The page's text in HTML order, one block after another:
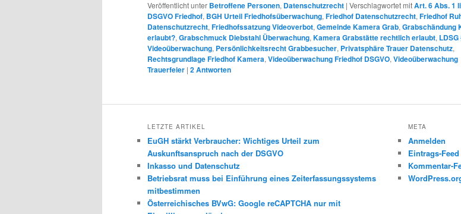
Veröffentlicht unter Betroffene Personen, Datenschutzrecht | Verschlagwortet mitArt. 6 Abs. 1
DSGVO Friedhof, BGH Urteil Friedhofsüberwachung, Friedhof Datenschutzrecht, Friedhof
Datenschutzrecht, Friedhofssatzung Videoverbot, Gemeinde Kamera Grab, Grabschändung
erlaubt?, Grabschmuck Diebstahl Überwachung, Kamera Grabstätte rechtlich erlaubt, LDSG
Videoüberwachung, Persönlichkeitsrecht Grabbesucher, Privatsphäre Trauer Datenschutz,
Rechtsgrundlage Friedhof Kamera, Videoüberwachung Friedhof DSGVO, Videoüberwachung
Trauerfeier | 2Antworten
LETZTE ARTIKEL
EuGH stärkt Verbraucher: Wichtiges Urteil zum
Auskunftsanspruch nach der DSGVO
Inkasso und Datenschutz
Betriebsrat muss bei Einführung eines Zeiterfassungssystems
mitbestimmen
Österreichisches BVwG: Google reCAPTCHA nur mit
META
Anmelden
Eintrags-Feed
Kommentar-